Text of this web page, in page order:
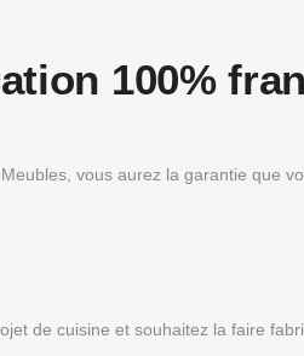
100%
vous aurez la garantie que
de cuisine et souhaitez la faire